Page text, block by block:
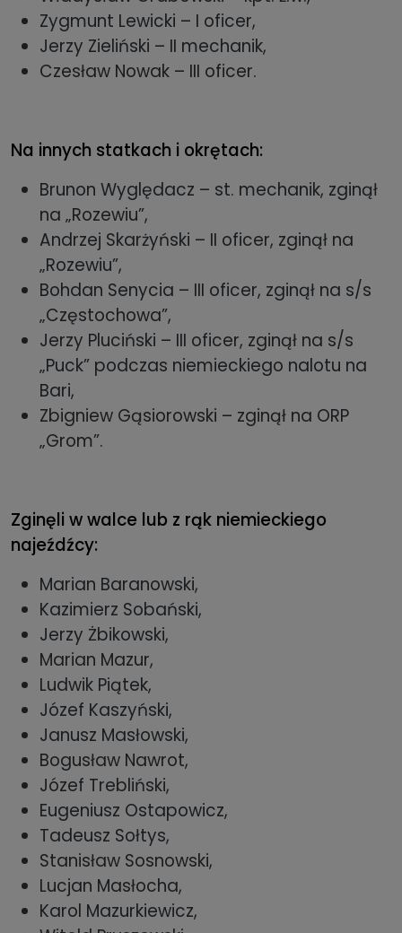
Zygmunt Lewicki – I oficer,
Jerzy Zieliński – II mechanik,
Czesław Nowak – III oficer.
Na innych statkach i okrętach:
Brunon Wyględacz – st. mechanik, zginął
na „Rozewiu”,
Andrzej Skarżyński – II oficer, zginął na
„Rozewiu”,
Bohdan Senycia – III oficer, zginął na s/s
„Częstochowa”,
Jerzy Pluciński – III oficer, zginął na s/s
„Puck” podczas niemieckiego nalotu na
Bari,
Zbigniew Gąsiorowski – zginął na ORP
„Grom”.
Zginęli w walce lub z rąk niemieckiego
najeźdźcy:
Marian Baranowski,
Kazimierz Sobański,
Jerzy Żbikowski,
Marian Mazur,
Ludwik Piątek,
Józef Kaszyński,
Janusz Masłowski,
Bogusław Nawrot,
Józef Trebliński,
Eugeniusz Ostapowicz,
Tadeusz Sołtys,
Stanisław Sosnowski,
Lucjan Masłocha,
Karol Mazurkiewicz,